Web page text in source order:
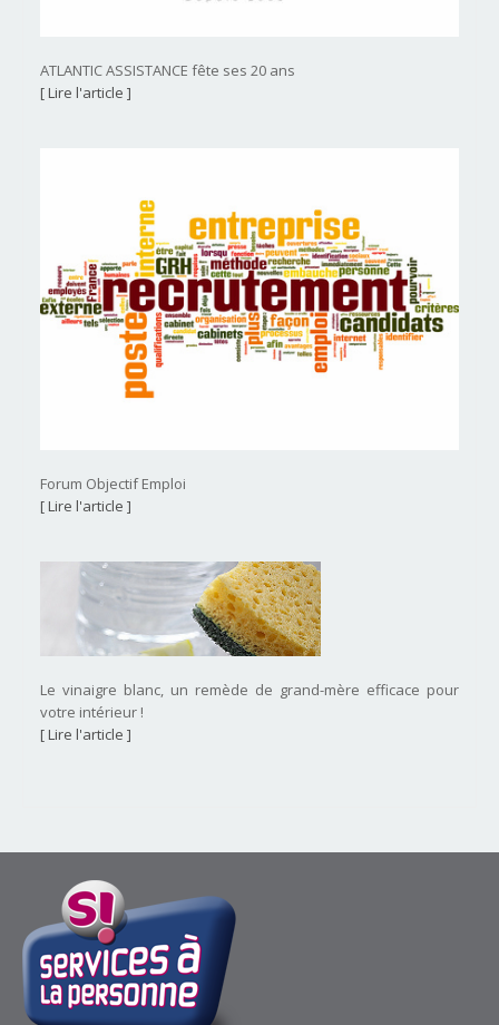
ATLANTIC ASSISTANCE fête ses 20 ans
[ Lire l'article ]
Forum Objectif Emploi
[ Lire l'article ]
Le vinaigre blanc, un remède de grand-mère efficace pour
votre intérieur !
[ Lire l'article ]